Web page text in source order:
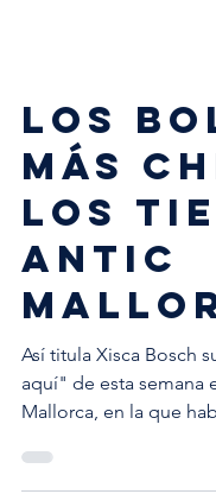
LOS
MÁS
LOS
ANTIC
Así titula Xisca Bosch